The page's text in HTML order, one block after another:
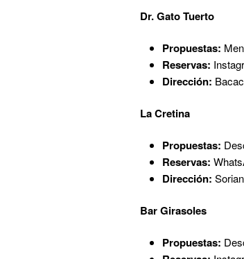
Dr. Gato Tuerto
Propuestas:​
Reservas:
Dirección:
La Cretina
Propuestas:
Reservas:
Dirección:
Bar Girasoles
Propuestas: